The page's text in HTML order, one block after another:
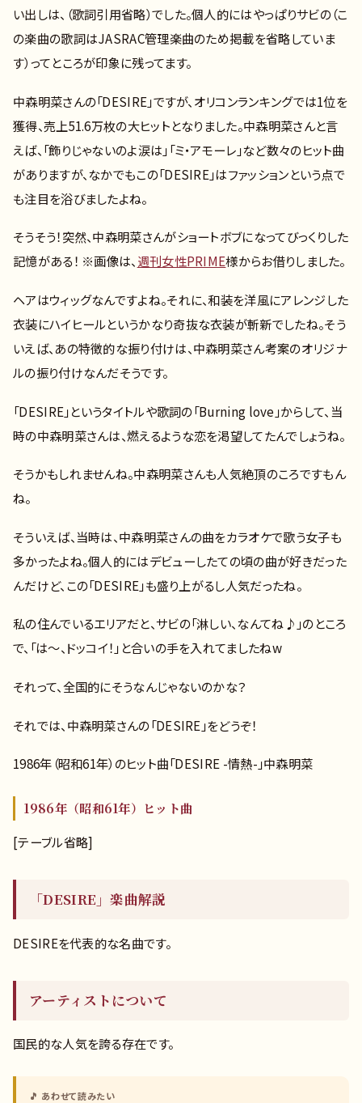
い出しは、（歌詞引用省略）でした。個人的にはやっぱりサビの（こ
の楽曲の歌詞はJASRAC管理楽曲のため掲載を省略していま
す）ってところが印象に残ってます。
中森明菜さんの「DESIRE」ですが、オリコンランキングでは1位を
獲得、売上51.6万枚の大ヒットとなりました。中森明菜さんと言
えば、「飾りじゃないのよ涙は」「ミ・アモーレ」など数々のヒット曲
がありますが、なかでもこの「DESIRE」はファッションという点で
も注目を浴びましたよね。
そうそう！突然、中森明菜さんがショートボブになってびっくりした
記憶がある！ ※画像は、週刊女性PRIME様からお借りしました。
ヘアはウィッグなんですよね。それに、和装を洋風にアレンジした
衣装にハイヒールというかなり奇抜な衣装が斬新でしたね。そう
いえば、あの特徴的な振り付けは、中森明菜さん考案のオリジナ
ルの振り付けなんだそうです。
「DESIRE」というタイトルや歌詞の「Burning love」からして、当
時の中森明菜さんは、燃えるような恋を渇望してたんでしょうね。
そうかもしれませんね。中森明菜さんも人気絶頂のころですもん
ね。
そういえば、当時は、中森明菜さんの曲をカラオケで歌う女子も
多かったよね。個人的にはデビューしたての頃の曲が好きだった
んだけど、この「DESIRE」も盛り上がるし人気だったね。
私の住んでいるエリアだと、サビの「淋しい、なんてね♪」のところ
で、「は～、ドッコイ！」と合いの手を入れてましたねw
それって、全国的にそうなんじゃないのかな？
それでは、中森明菜さんの「DESIRE」をどうぞ！
1986年（昭和61年）のヒット曲「DESIRE -情熱-」中森明菜
1986年（昭和61年）ヒット曲
[テーブル省略]
「DESIRE」楽曲解説
DESIREを代表的な名曲です。
アーティストについて
国民的な人気を誇る存在です。
🎵 あわせて読みたい